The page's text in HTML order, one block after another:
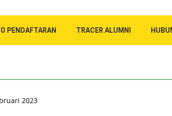
PENDAFTARAN TRACER ALUMNI
2023